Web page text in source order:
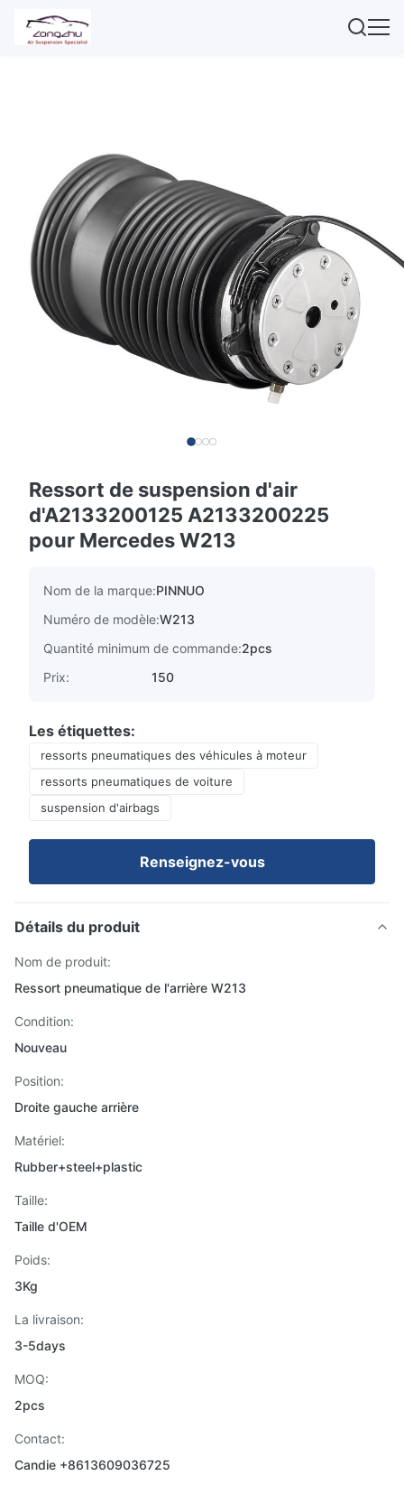
Ressort de suspension d'air
d'A2133200125 A2133200225
pour Mercedes W213
Nom de la marque:PINNUO
Numéro de modèle:W213
Quantité minimum de commande:2pcs
Prix:
150
Les étiquettes:
ressorts pneumatiques des véhicules à moteur
ressorts pneumatiques de voiture
suspension d'airbags
Renseignez-vous
Détails du produit
Nom de produit:
Ressort pneumatique de l'arrière W213
Condition:
Nouveau
Position:
Droite gauche arrière
Matériel:
Rubber+steel+plastic
Taille:
Taille d'OEM
Poids:
3Kg
La livraison:
3-5days
MOQ:
2pcs
Contact:
Candie +8613609036725